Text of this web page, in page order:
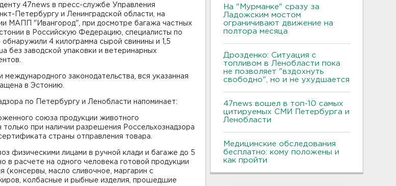
47news в пресс-службе Управления
Петербургу и Ленинградской области, на
МАПП "Ивангород", при досмотре багажа частных
в Российскую Федерацию, специалисты по
4 килограмма сырой свинины и 1,5
без заводской упаковки и ветеринарных
международного законодательства, вся указанная
в Эстонию.
по Петербургу и Ленобласти напоминает:
союза продукции животного
при наличии разрешения Россельхознадзора
страны отправления товара.
физическими лицами в ручной клади и багаже до 5
в расчете на одного человека готовой продукции
(консервы, масло сливочное, маргарин с
колбасные и рыбные изделия, прошедшие
На "Мурманке" сразу за
Ладожским мостом
ограничивают движение на
полтора месяца
Дрозденко: Ситуация с
топливом в Ленобласти пока
не позволяет "вздохнуть
свободно", но и не ухудшается
47news вошел в топ-10 самых
цитируемых СМИ Петербурга и
Ленобласти
Медицинские обследования
бесплатно: кому положены и
как пройти